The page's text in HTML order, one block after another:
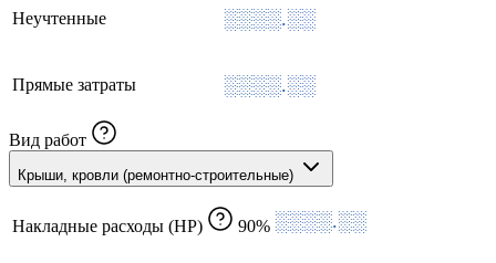
Неучтенные ░░░░.░░
Прямые затраты ░░░░.░░
Вид работ
Крыши, кровли (ремонтно-строительные)
Накладные расходы (НР) 90% ░░░░.░░